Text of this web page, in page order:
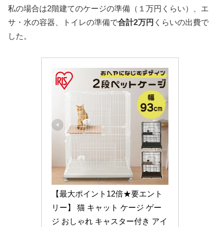
私の場合は2階建てのケージの準備（１万円くらい）、エ
サ・水の容器、トイレの準備で合計2万円 くらいの出費で
した。
【最大ポイント12倍★要エント
リー】 猫 キャット ケージ ゲー
ジ おしゃれ キャスター付き アイ